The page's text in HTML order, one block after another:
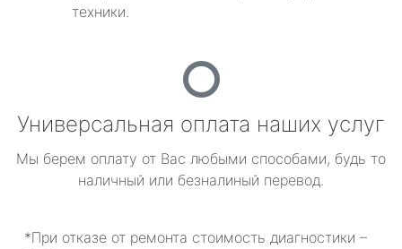
техники.
Универсальная оплата наших услуг
Мы берем оплату от Вас любыми способами, будь то
наличный или безналиный перевод.
*При отказе от ремонта стоимость диагностики –